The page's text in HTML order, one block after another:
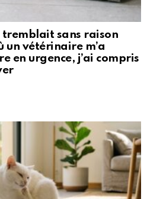
sans raison
un vétérinaire m’a
en urgence, j’ai compris